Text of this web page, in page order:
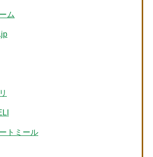
ム
トミール